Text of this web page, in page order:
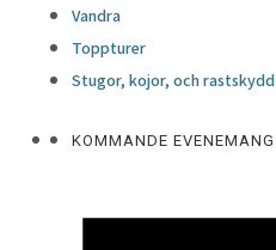
Vandra
Toppturer
Stugor, kojor, och rastskydd
KOMMANDE EVENEMANG